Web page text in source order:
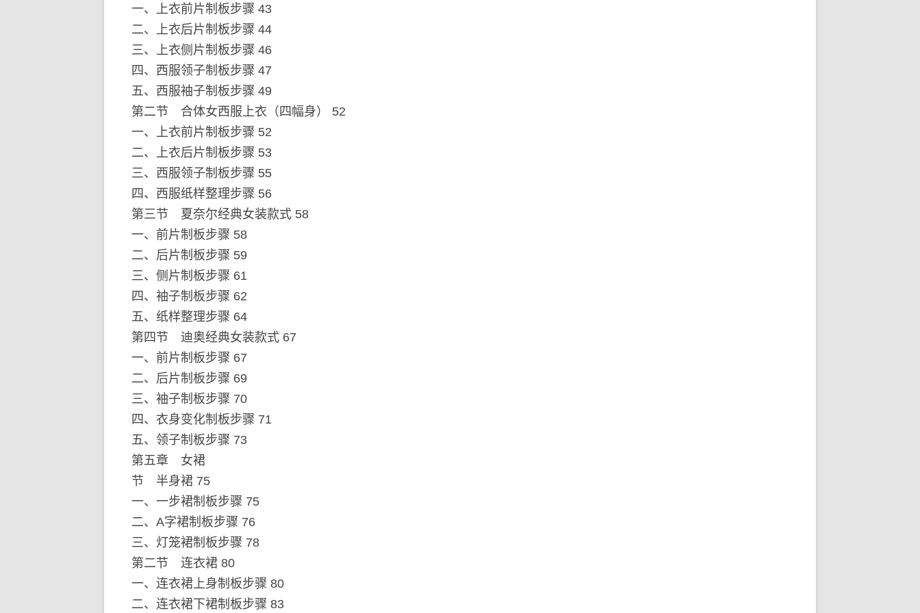
一、上衣前片制板步骤 43
二、上衣后片制板步骤 44
三、上衣侧片制板步骤 46
四、西服领子制板步骤 47
五、西服袖子制板步骤 49
第二节 合体女西服上衣（四幅身） 52
一、上衣前片制板步骤 52
二、上衣后片制板步骤 53
三、西服领子制板步骤 55
四、西服纸样整理步骤 56
第三节 夏奈尔经典女装款式 58
一、前片制板步骤 58
二、后片制板步骤 59
三、侧片制板步骤 61
四、袖子制板步骤 62
五、纸样整理步骤 64
第四节 迪奥经典女装款式 67
一、前片制板步骤 67
二、后片制板步骤 69
三、袖子制板步骤 70
四、衣身变化制板步骤 71
五、领子制板步骤 73
第五章 女裙
节 半身裙 75
一、一步裙制板步骤 75
二、A字裙制板步骤 76
三、灯笼裙制板步骤 78
第二节 连衣裙 80
一、连衣裙上身制板步骤 80
二、连衣裙下裙制板步骤 83